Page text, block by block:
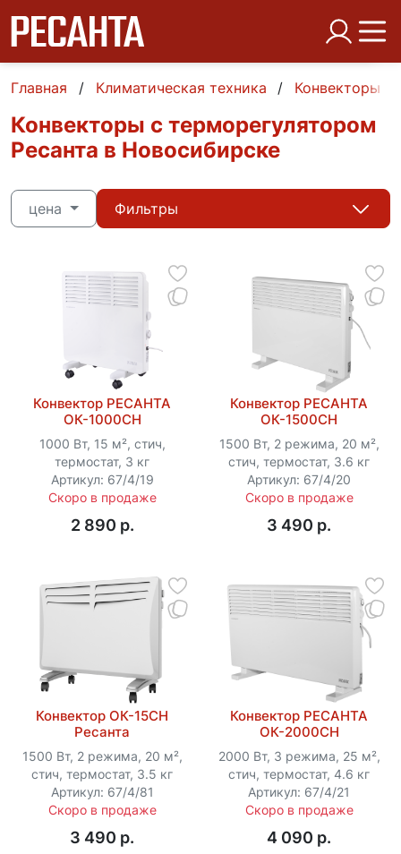
Главная Климатическая техника Конвекторы
Конвекторы с терморегулятором
Ресанта в Новосибирске
цена Фильтры
Конвектор РЕСАНТА
ОК-1000СН
1000 Вт, 15 м², стич,
термостат, 3 кг
Артикул: 67/4/19
Скоро в продаже
2 890 p.
Конвектор РЕСАНТА
ОК-1500СН
1500 Вт, 2 режима, 20 м²,
стич, термостат, 3.6 кг
Артикул: 67/4/20
Скоро в продаже
3 490 p.
Конвектор ОК-15СН
Ресанта
1500 Вт, 2 режима, 20 м²,
стич, термостат, 3.5 кг
Артикул: 67/4/81
Скоро в продаже
3 490 p.
Конвектор РЕСАНТА
ОК-2000СН
2000 Вт, 3 режима, 25 м²,
стич, термостат, 4.6 кг
Артикул: 67/4/21
Скоро в продаже
4 090 p.